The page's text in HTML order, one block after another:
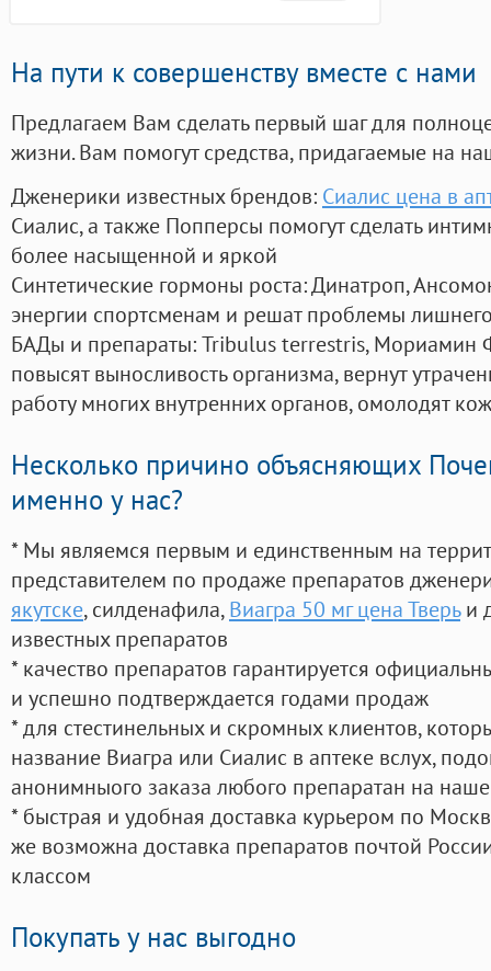
На пути к совершенству вместе с нами
Предлагаем Вам сделать первый шаг для
жизни. Вам помогут средства, придагаемые на
Дженерики известных брендов: Сиалис цена в
Сиалис, а также Попперсы помогут сделать
более насыщенной и яркой
Синтетические гормоны роста: Динатроп,
энергии спортсменам и решат проблемы
БАДы и препараты:Tribulus terrestris, Мориамин
повысят выносливость организма, вернут
работу многих внутренних органов, омолодят
Несколько причино объясняющих
именно у нас?
* Мы являемся первым и единственным на
представителем по продаже препаратов
якутске, силденафила, Виагра 50 мг цена Тверьи
известных препаратов
* качество препаратов гарантируется
и успешно подтверждается годами продаж
* для стестинельных и скромных клиентов,
название Виагра или Сиалис в аптеке вслух,
анонимныого заказа любого препаратан на
* быстрая и удобная доставка курьером по
же возможна доставка препаратов почтой
классом
Покупать у нас выгодно